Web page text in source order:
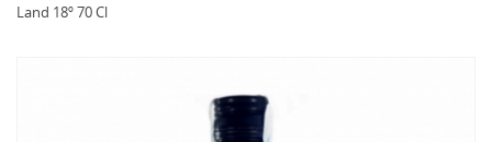
Land 18º 70 Cl